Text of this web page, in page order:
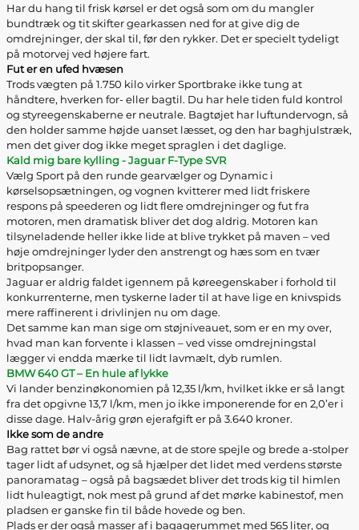
Har du hang til frisk kørsel er det også som om du mangler
bundtræk og tit skifter gearkassen ned for at give dig de
omdrejninger, der skal til, før den rykker. Det er specielt tydeligt
på motorvej ved højere fart.
Fut er en ufed hvæsen
Trods vægten på 1.750 kilo virker Sportbrake ikke tung at
håndtere, hverken for- eller bagtil. Du har hele tiden fuld kontrol
og styreegenskaberne er neutrale. Bagtøjet har luftundervogn, så
den holder samme højde uanset læsset, og den har baghjulstræk,
men det giver dog ikke meget spraglen i det daglige.
Kald mig bare kylling - Jaguar F-Type SVR
Vælg Sport på den runde gearvælger og Dynamic i
kørselsopsætningen, og vognen kvitterer med lidt friskere
respons på speederen og lidt flere omdrejninger og fut fra
motoren, men dramatisk bliver det dog aldrig. Motoren kan
tilsyneladende heller ikke lide at blive trykket på maven – ved
høje omdrejninger lyder den anstrengt og hæs som en tvær
britpopsanger.
Jaguar er aldrig faldet igennem på køreegenskaber i forhold til
konkurrenterne, men tyskerne lader til at have lige en knivspids
mere raffinerent i drivlinjen nu om dage.
Det samme kan man sige om støjniveauet, som er en my over,
hvad man kan forvente i klassen – ved visse omdrejningstal
lægger vi endda mærke til lidt lavmælt, dyb rumlen.
BMW 640 GT – En hule af lykke
Vi lander benzinøkonomien på 12,35 l/km, hvilket ikke er så langt
fra det opgivne 13,7 l/km, men jo ikke imponerende for en 2,0’er i
disse dage. Halv-årig grøn ejerafgift er på 3.640 kroner.
Ikke som de andre
Bag rattet bør vi også nævne, at de store spejle og brede a-stolper
tager lidt af udsynet, og så hjælper det lidet med verdens største
panoramatag – også på bagsædet bliver det trods kig til himlen
lidt huleagtigt, nok mest på grund af det mørke kabinestof, men
pladsen er ganske fin til både hovede og ben.
Plads er der også masser af i bagagerummet med 565 liter, og